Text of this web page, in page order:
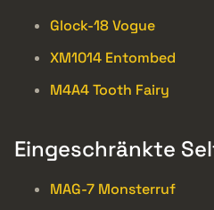
Glock-18 Vogue
XM1014 Entombed
M4A4 Tooth Fairy
Eingeschränkte
MAG-7 Monsterruf